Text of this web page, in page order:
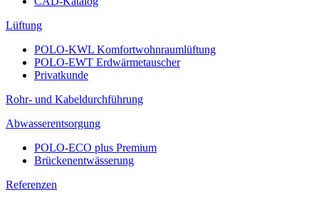
Lüftung
POLO-KWL Komfortwohnraumlüftung
POLO-EWT Erdwärmetauscher
Privatkunde
Rohr- und Kabeldurchführung
Abwasserentsorgung
POLO-ECO plus Premium
Brückenentwässerung
Referenzen